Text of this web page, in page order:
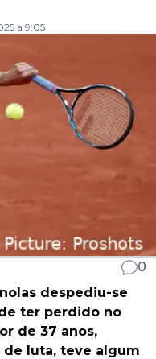
a 9:05
0
despediu-se
ter perdido no
de 37 anos,
luta, teve algum